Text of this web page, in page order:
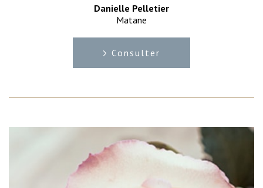
Danielle Pelletier
Matane
Consulter